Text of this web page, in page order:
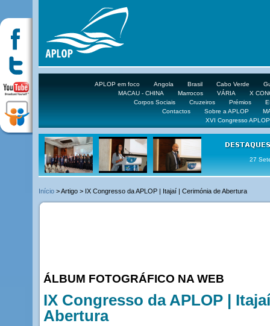
APLOP em foco Angola Brasil Cabo Verde
MACAU - CHINA
Marrocos VÁRIA
X
Corpos Sociais
Cruzeiros Prémios
Contactos
Sobre a APLOP
XVI Congresso APLOP
16 DE
Início > Artigo > IX Congresso da APLOP | Itajaí | Cerimónia de Abertura
ÁLBUM FOTOGRÁFICO NA WEB
IX Congresso da APLOP |
Abertura